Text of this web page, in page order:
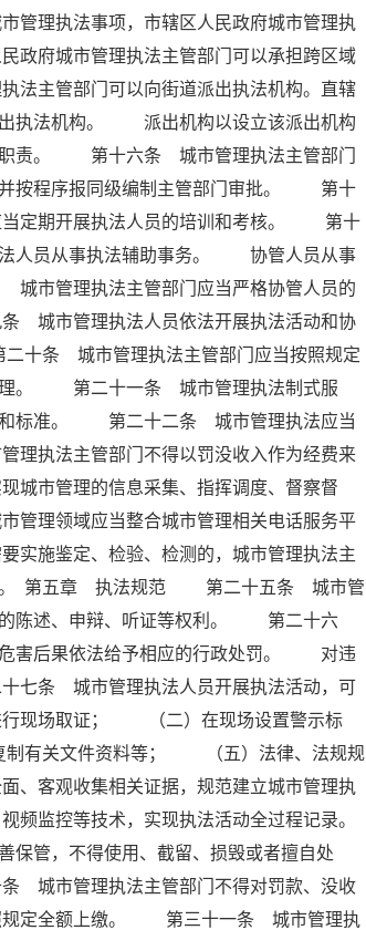
理执法事项，市辖区人民政府城市管理执
府城市管理执法主管部门可以承担跨区域
主管部门可以向街道派出执法机构。直辖
出执法机构。 派出机构以设立该派出机构
职责。 第十六条 城市管理执法主管部门
并按程序报同级编制主管部门审批。 第十
定期开展执法人员的培训和考核。 第十
法人员从事执法辅助事务。 协管人员从事
市管理执法主管部门应当严格协管人员的
城市管理执法人员依法开展执法活动和协
十条 城市管理执法主管部门应当按照规定
理。 第二十一条 城市管理执法制式服
和标准。 第二十二条 城市管理执法应当
执法主管部门不得以罚没收入作为经费来
市管理的信息采集、指挥调度、督察督
理领域应当整合城市管理相关电话服务平
施鉴定、检验、检测的，城市管理执法主
施。 第五章 执法规范 第二十五条 城市管
的陈述、申辩、听证等权利。 第二十六
危害后果依法给予相应的行政处罚。 对违
七条 城市管理执法人员开展执法活动，可
行现场取证； （二）在现场设置警示标
有关文件资料等； （五）法律、法规规
客观收集相关证据，规范建立城市管理执
监控等技术，实现执法活动全过程记录。
管，不得使用、截留、损毁或者擅自处
城市管理执法主管部门不得对罚款、没收
规定全额上缴。 第三十一条 城市管理执